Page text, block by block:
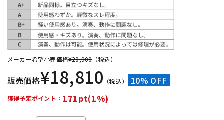
中古
メーカー希望小売価格¥20,900 （税込）
販売価格¥18,810 （税込） 10% OFF
獲得予定ポイント： 171pt(1%)